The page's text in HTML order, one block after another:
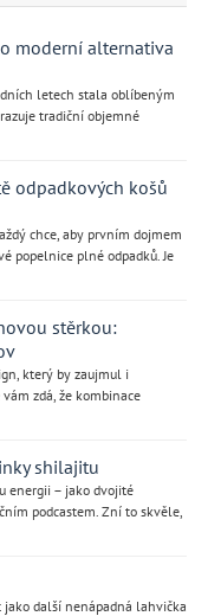
moderní alternativa
letech stala oblíbeným
tradiční objemné
odpadkových košů
chce, aby prvním dojmem
popelnice plné odpadků. Je
stěrkou:
který by zaujmul i
zdá, že kombinace
shilajitu
energii – jako dvojité
podcastem. Zní to skvěle,
další nenápadná lahvička